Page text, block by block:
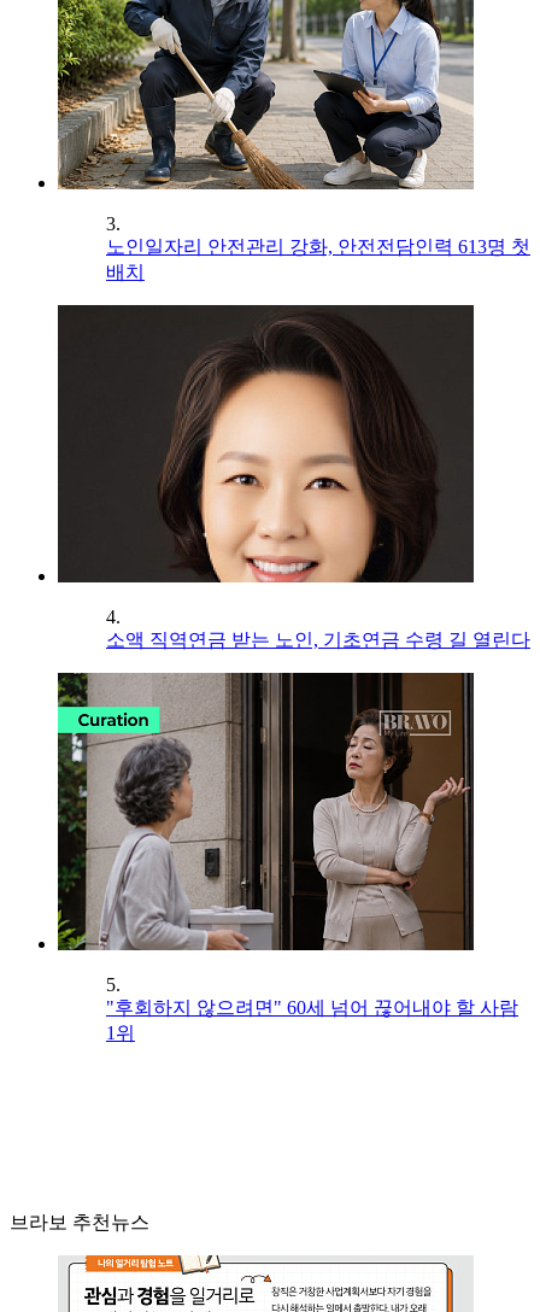
3.
노인일자리 안전관리 강화, 안전전담인력 613명 첫
배치
4.
소액 직역연금 받는 노인, 기초연금 수령 길 열린다
5.
"후회하지 않으려면" 60세 넘어 끊어내야 할 사람
1위
브라보 추천뉴스